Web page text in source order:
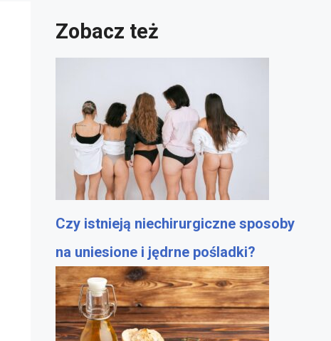
Zobacz też
Czy istnieją niechirurgiczne sposoby
na uniesione i jędrne pośladki?